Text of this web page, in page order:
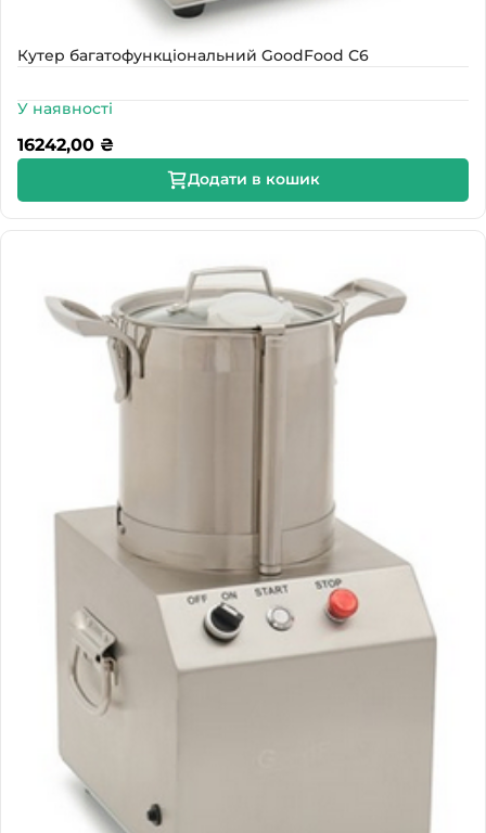
Кутер багатофункціональний GoodFood С6
У наявності
16242,00 ₴
Додати в кошик